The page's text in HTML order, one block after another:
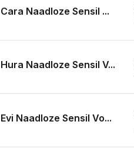
Cara Naadloze Sensil ...
Hura Naadloze Sensil V...
Evi Naadloze Sensil Vo...